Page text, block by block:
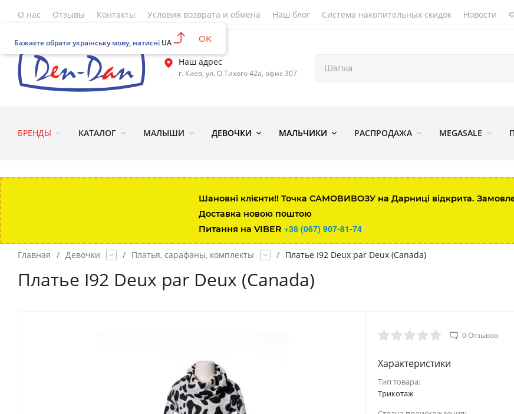
О нас Отзывы Контакты Условия возврата и обмена Наш блог Система накопительных скидок Новости
Наш адрес
г. Киев, ул. О.Тихого 42а, офис 307
БРЕНДЫ КАТАЛОГ МАЛЫШИ ДЕВОЧКИ МАЛЬЧИКИ РАСПРОДАЖА MEGASALE
Шановні клієнти!! Точка САМОВИВОЗУ на Дарниці відкрита.
Доставка новою поштою
Питання на VIBER +38 (067) 907-81-74
Главная / Девочки / Платья, сарафаны, комплекты / Платье I92 Deux par Deux (Canada)
Платье I92 Deux par Deux (Canada)
0 Отзывов
Характеристики
Тип товара:
Трикотаж
Бажаєте обрати українську мову, натисні UA OK